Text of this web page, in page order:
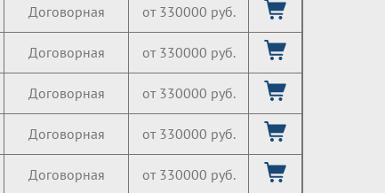
Договорная от 330000 руб.
Договорная от 330000 руб.
Договорная от 330000 руб.
Договорная от 330000 руб.
Договорная от 330000 руб.